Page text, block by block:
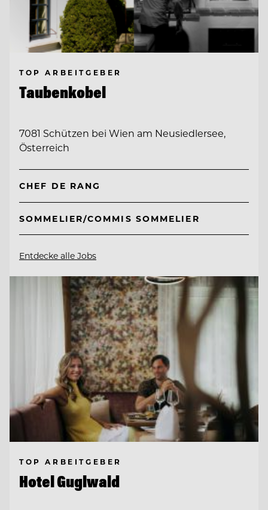
TOP ARBEITGEBER
Taubenkobel
7081 Schützen bei Wien am Neusiedlersee,
Österreich
CHEF DE RANG
SOMMELIER/COMMIS SOMMELIER
Entdecke alle Jobs
TOP ARBEITGEBER
Hotel Guglwald